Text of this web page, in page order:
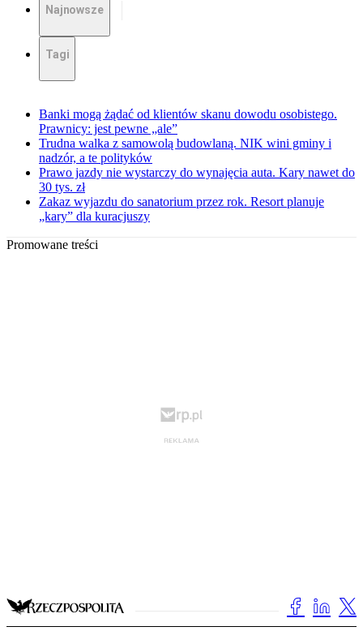
Najnowsze
Tagi
Banki mogą żądać od klientów skanu dowodu osobistego.
Prawnicy: jest pewne „ale”
Trudna walka z samowolą budowlaną. NIK wini gminy i
nadzór, a te polityków
Prawo jazdy nie wystarczy do wynajęcia auta. Kary nawet do
30 tys. zł
Zakaz wyjazdu do sanatorium przez rok. Resort planuje
„kary” dla kuracjuszy
Promowane treści